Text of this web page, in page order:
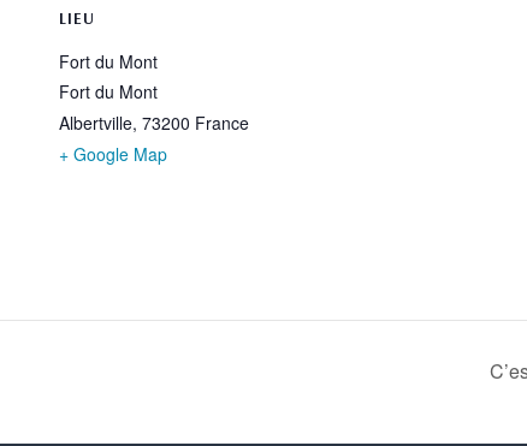
LIEU
Fort du Mont
Fort du Mont
Albertville, 73200 France
+ Google Map